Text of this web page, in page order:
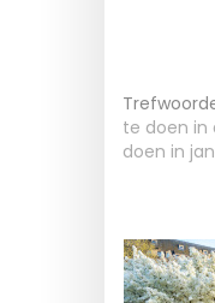
te doen
doen in